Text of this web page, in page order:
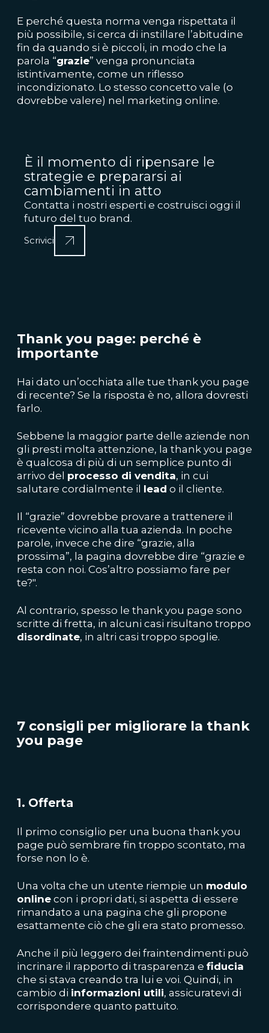
E perché questa norma venga rispettata il
più possibile, si cerca di instillare l’abitudine
fin da quando si è piccoli, in modo che la
parola “grazie” venga pronunciata
istintivamente, come un riflesso
incondizionato. Lo stesso concetto vale (o
dovrebbe valere) nel marketing online.
È il momento di ripensare le
strategie e prepararsi ai
cambiamenti in atto
Contatta i nostri esperti e costruisci oggi il
futuro del tuo brand.
Scrivici
Thank you page: perché è
importante
Hai dato un’occhiata alle tue thank you page
di recente? Se la risposta è no, allora dovresti
farlo.
Sebbene la maggior parte delle aziende non
gli presti molta attenzione, la thank you page
è qualcosa di più di un semplice punto di
arrivo del processo di vendita, in cui
salutare cordialmente il lead o il cliente.
Il “grazie” dovrebbe provare a trattenere il
ricevente vicino alla tua azienda. In poche
parole, invece che dire “grazie, alla
prossima”, la pagina dovrebbe dire “grazie e
resta con noi. Cos’altro possiamo fare per
te?".
Al contrario, spesso le thank you page sono
scritte di fretta, in alcuni casi risultano troppo
disordinate, in altri casi troppo spoglie.
7 consigli per migliorare la thank
you page
1. Offerta
Il primo consiglio per una buona thank you
page può sembrare fin troppo scontato, ma
forse non lo è.
Una volta che un utente riempie un modulo
online con i propri dati, si aspetta di essere
rimandato a una pagina che gli propone
esattamente ciò che gli era stato promesso.
Anche il più leggero dei fraintendimenti può
incrinare il rapporto di trasparenza e fiducia
che si stava creando tra lui e voi. Quindi, in
cambio di informazioni utili, assicuratevi di
corrispondere quanto pattuito.